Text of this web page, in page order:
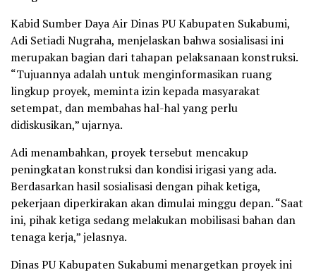
Kabid Sumber Daya Air Dinas PU Kabupaten Sukabumi,
Adi Setiadi Nugraha, menjelaskan bahwa sosialisasi ini
merupakan bagian dari tahapan pelaksanaan konstruksi.
“Tujuannya adalah untuk menginformasikan ruang
lingkup proyek, meminta izin kepada masyarakat
setempat, dan membahas hal-hal yang perlu
didiskusikan,” ujarnya.
Adi menambahkan, proyek tersebut mencakup
peningkatan konstruksi dan kondisi irigasi yang ada.
Berdasarkan hasil sosialisasi dengan pihak ketiga,
pekerjaan diperkirakan akan dimulai minggu depan. “Saat
ini, pihak ketiga sedang melakukan mobilisasi bahan dan
tenaga kerja,” jelasnya.
Dinas PU Kabupaten Sukabumi menargetkan proyek ini